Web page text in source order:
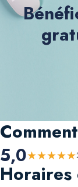
5,0★★★★★